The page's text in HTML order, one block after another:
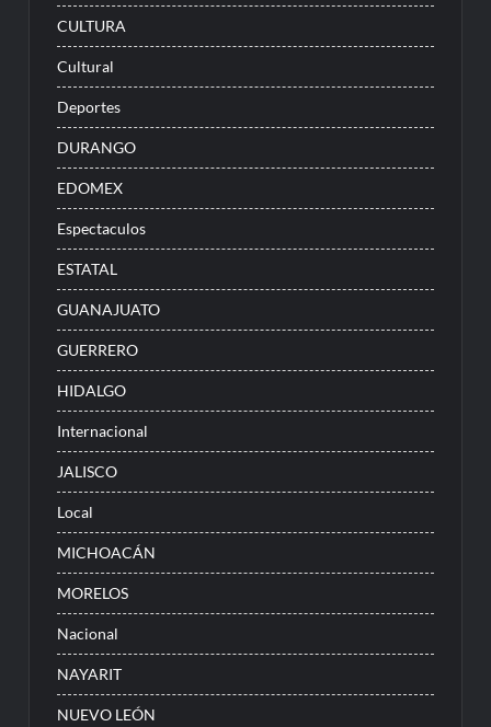
CULTURA
Cultural
Deportes
DURANGO
EDOMEX
Espectaculos
ESTATAL
GUANAJUATO
GUERRERO
HIDALGO
Internacional
JALISCO
Local
MICHOACÁN
MORELOS
Nacional
NAYARIT
NUEVO LEÓN